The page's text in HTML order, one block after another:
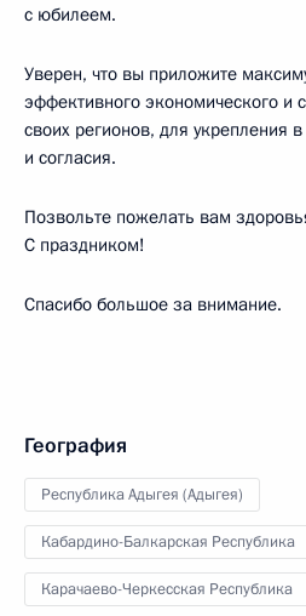
с юбилеем.
Уверен, что вы приложите
эффективного экономического и
своих регионов, для укрепления в
и согласия.
Позвольте пожелать вам
С праздником!
Спасибо большое за внимание.
География
Республика Адыгея (Адыгея)
Кабардино-Балкарская Республика
Карачаево-Черкесская Республика